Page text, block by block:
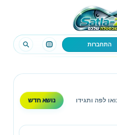
התחברות
לפה ותגידו
נושא חדש